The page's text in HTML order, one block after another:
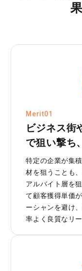
Merit01
ビジネス街
で狙い撃ち
特定の企業が集
材を狙うことも
アルバイト層を
て顧客獲得単価
ーシャンを避け
率よく良質なリ